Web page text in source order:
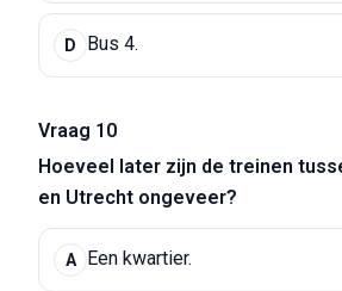
D Bus 4.
Vraag 10
Hoeveel later zijn de treinen
en Utrecht ongeveer?
A Een kwartier.